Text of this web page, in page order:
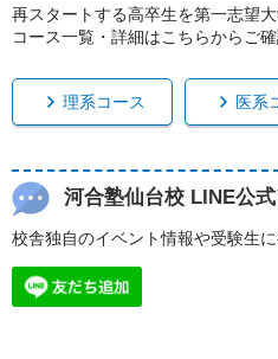
再スタートする高卒生を第一志望
コース一覧・詳細はこちらからご確
理系コース 医系
河合塾仙台校 LINE公
校舎独自のイベント情報や受験生